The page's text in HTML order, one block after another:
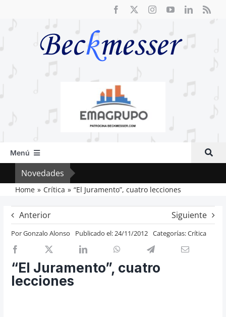
Menú
Inicio
Actual
Artículos
Previos de ópera
Entrevistas
Recomendación
Cosas de Beckmesser
Novedades
Home Crítica “El Juramento”, cuatro lecciones
Anterior Siguiente
PorGonzalo Alonso Publicado el: 24/11/2012 Categorías:Crítica
“El Juramento”, cuatro
lecciones